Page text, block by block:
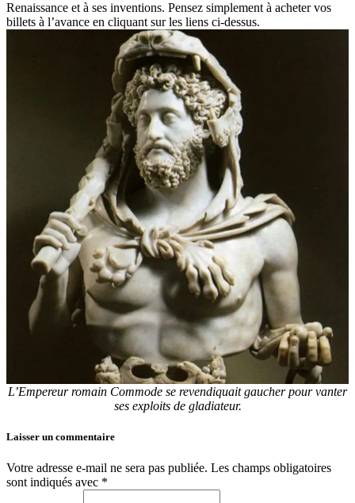
Renaissance et à ses inventions. Pensez simplement à acheter vos
billets à l’avance en cliquant sur les liens ci-dessus.
L’Empereur romain Commode se revendiquait gaucher pour vanter
ses exploits de gladiateur.
Laisser un commentaire
Votre adresse e-mail ne sera pas publiée. Les champs obligatoires
sont indiqués avec *